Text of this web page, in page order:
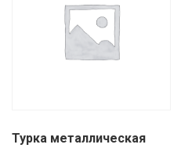
Турка металлическая